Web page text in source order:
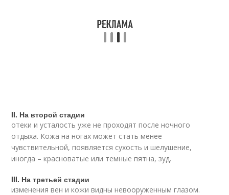
II. На второй стадии
отеки и усталость уже не проходят после ночного
отдыха. Кожа на ногах может стать менее
чувствительной, появляется сухость и шелушение,
иногда – красноватые или темные пятна, зуд.
III. На третьей стадии
изменения вен и кожи видны невооруженным глазом.